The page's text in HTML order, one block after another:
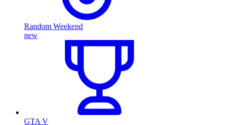
Random Weekend
new
GTA V